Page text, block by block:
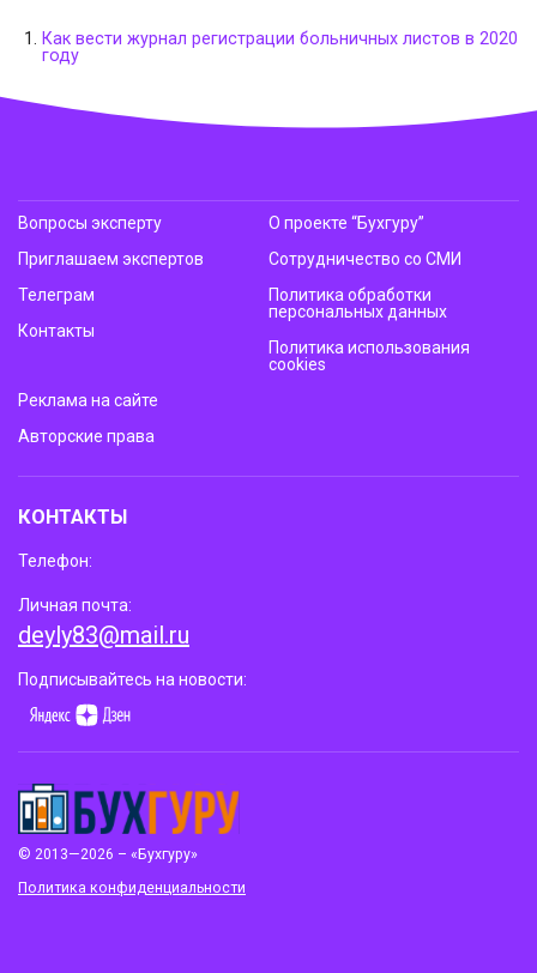
Как вести журнал регистрации больничных листов в 2020
году
© 2013—2026 – «Бухгуру»
Политика конфиденциальности
Вопросы эксперту
Приглашаем экспертов
Телеграм
Контакты
О проекте “Бухгуру”
Сотрудничество со СМИ
Политика обработки
персональных данных
Политика использования
cookies
Реклама на сайте
Авторские права
КОНТАКТЫ
Телефон:
Личная почта:
deyly83@mail.ru
Подписывайтесь на новости: